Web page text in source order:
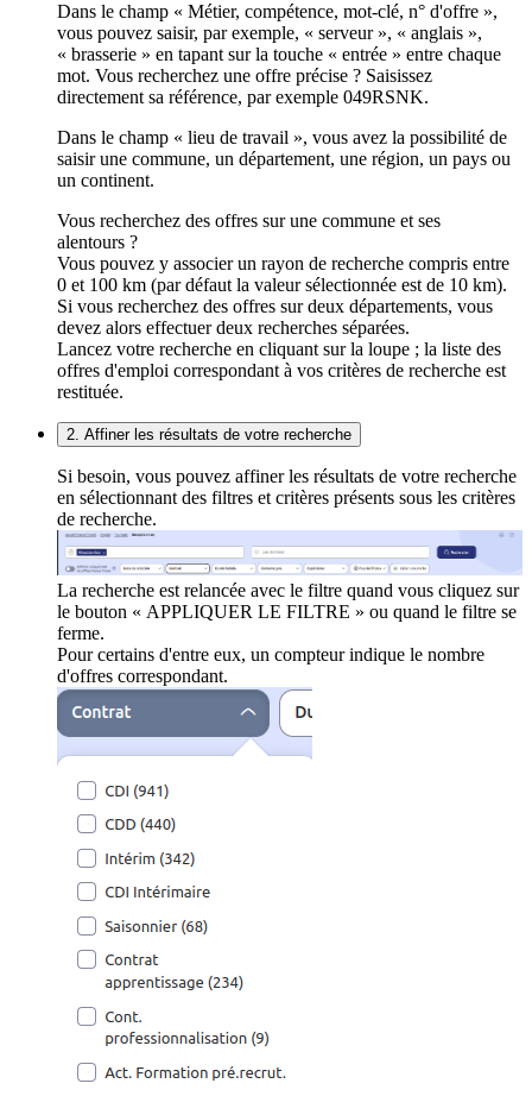
Dans le champ « Métier, compétence, mot-clé, n° d'offre »,
vous pouvez saisir, par exemple, « serveur », « anglais »,
« brasserie » en tapant sur la touche « entrée » entre chaque
mot. Vous recherchez une offre précise ? Saisissez
directement sa référence, par exemple 049RSNK.
Dans le champ « lieu de travail », vous avez la possibilité de
saisir une commune, un département, une région, un pays ou
un continent.
Vous recherchez des offres sur une commune et ses
alentours ?
Vous pouvez y associer un rayon de recherche compris entre
0 et 100 km (par défaut la valeur sélectionnée est de 10 km).
Si vous recherchez des offres sur deux départements, vous
devez alors effectuer deux recherches séparées.
Lancez votre recherche en cliquant sur la loupe ; la liste des
offres d'emploi correspondant à vos critères de recherche est
restituée.
2. Affiner les résultats de votre recherche
Si besoin, vous pouvez affiner les résultats de votre recherche
en sélectionnant des filtres et critères présents sous les critères
de recherche.
La recherche est relancée avec le filtre quand vous cliquez sur
le bouton « APPLIQUER LE FILTRE » ou quand le filtre se
ferme.
Pour certains d'entre eux, un compteur indique le nombre
d'offres correspondant.